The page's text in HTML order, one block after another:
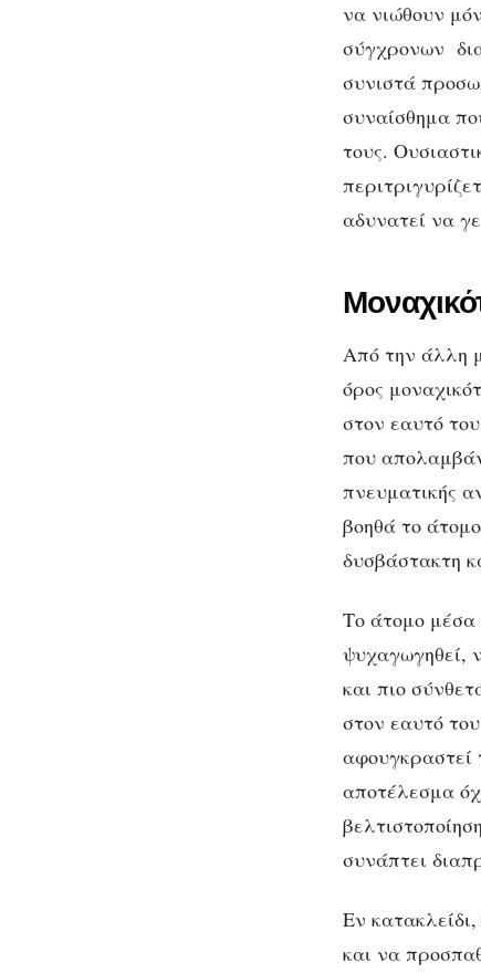
να νιώθουν
σύγχρονων
συνιστά
συναίσθημα
τους.
αδυνατεί να
Από την άλλη
όρος
στον εαυτό
που
πνευματικής
βοηθά το
δυσβάστακτη
Το άτομο μέσα
ψυχαγωγηθεί,
και πιο
στον εαυτό
αφουγκραστεί
αποτέλεσμα
συνάπτει
Εν
και να